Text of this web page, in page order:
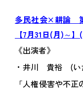
多民社会×耕論
【7月31日(月)～
《出演者》
・井川 貴裕 (い
「人権侵害や不